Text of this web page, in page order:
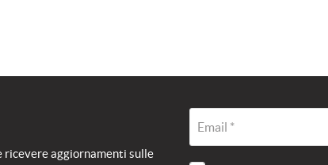
aggiornamenti sulle
Email *